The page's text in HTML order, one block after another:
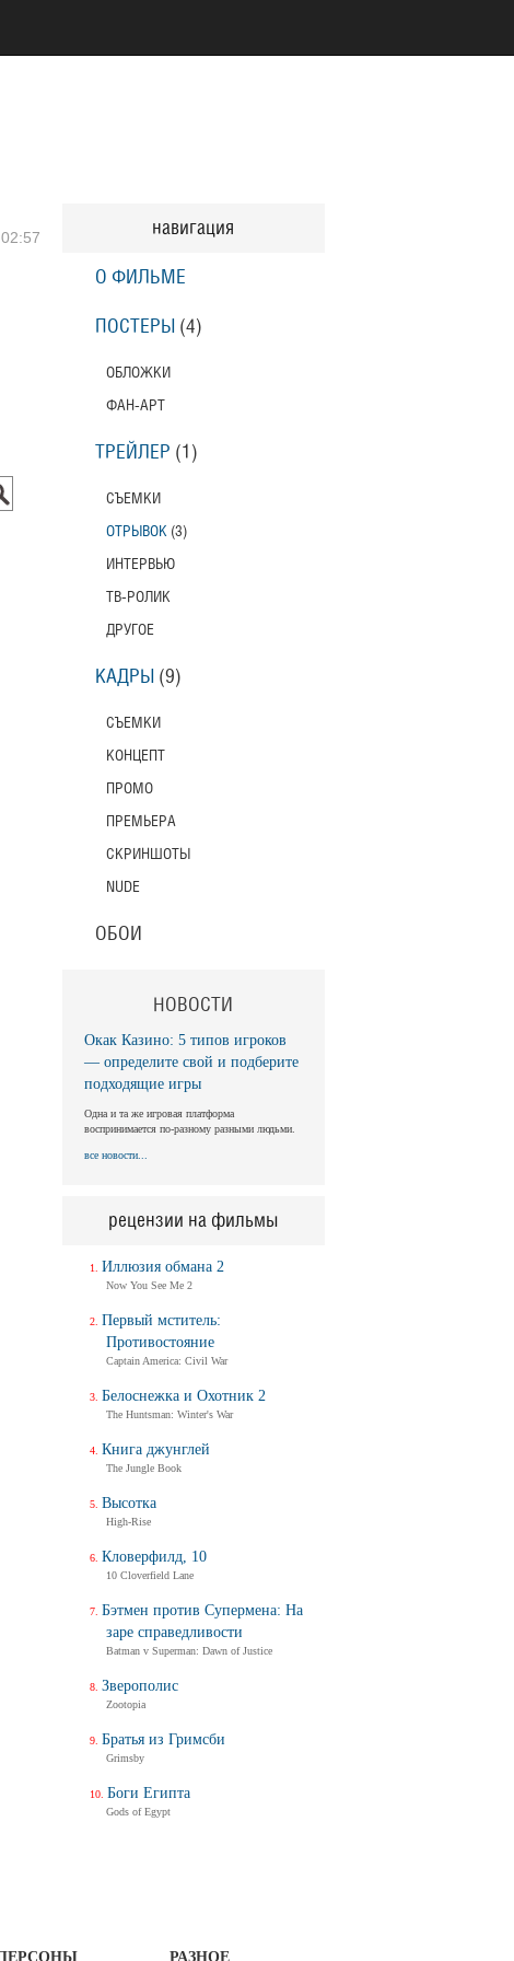
навигация
О ФИЛЬМЕ
ПОСТЕРЫ (4)
ОБЛОЖКИ
ФАН-АРТ
ТРЕЙЛЕР (1)
СЪЕМКИ
ОТРЫВОК (3)
ИНТЕРВЬЮ
ТВ-РОЛИК
ДРУГОЕ
КАДРЫ (9)
СЪЕМКИ
КОНЦЕПТ
ПРОМО
ПРЕМЬЕРА
СКРИНШОТЫ
NUDE
ОБОИ
НОВОСТИ
Окак Казино: 5 типов игроков
— определите свой и подберите
подходящие игры
Одна и та же игровая платформа
воспринимается по-разному разными людьми.
все новости...
рецензии на фильмы
Иллюзия обмана 2
Now You See Me 2
Первый мститель:
Противостояние
Captain America: Civil War
Белоснежка и Охотник 2
The Huntsman: Winter's War
Книга джунглей
The Jungle Book
Высотка
High-Rise
Кловерфилд, 10
10 Cloverfield Lane
Бэтмен против Супермена: На
заре справедливости
Batman v Superman: Dawn of Justice
Зверополис
Zootopia
Братья из Гримсби
Grimsby
Боги Египта
Gods of Egypt
РАЗНОЕ